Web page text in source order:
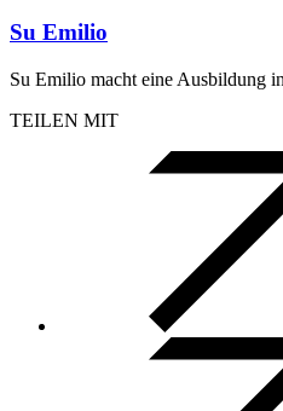
Su Emilio
Su Emilio macht eine Ausbildung
TEILEN MIT